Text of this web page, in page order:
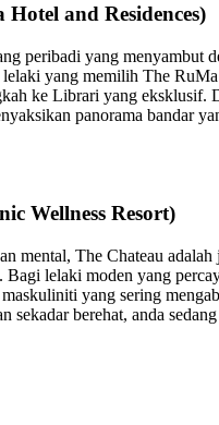
and Residences)
peribadi yang menyambut
yang memilih The
ke Librari yang
panorama bandar
Wellness Resort)
mental, The Chateau
lelaki moden yang
yang sering
berehat, anda